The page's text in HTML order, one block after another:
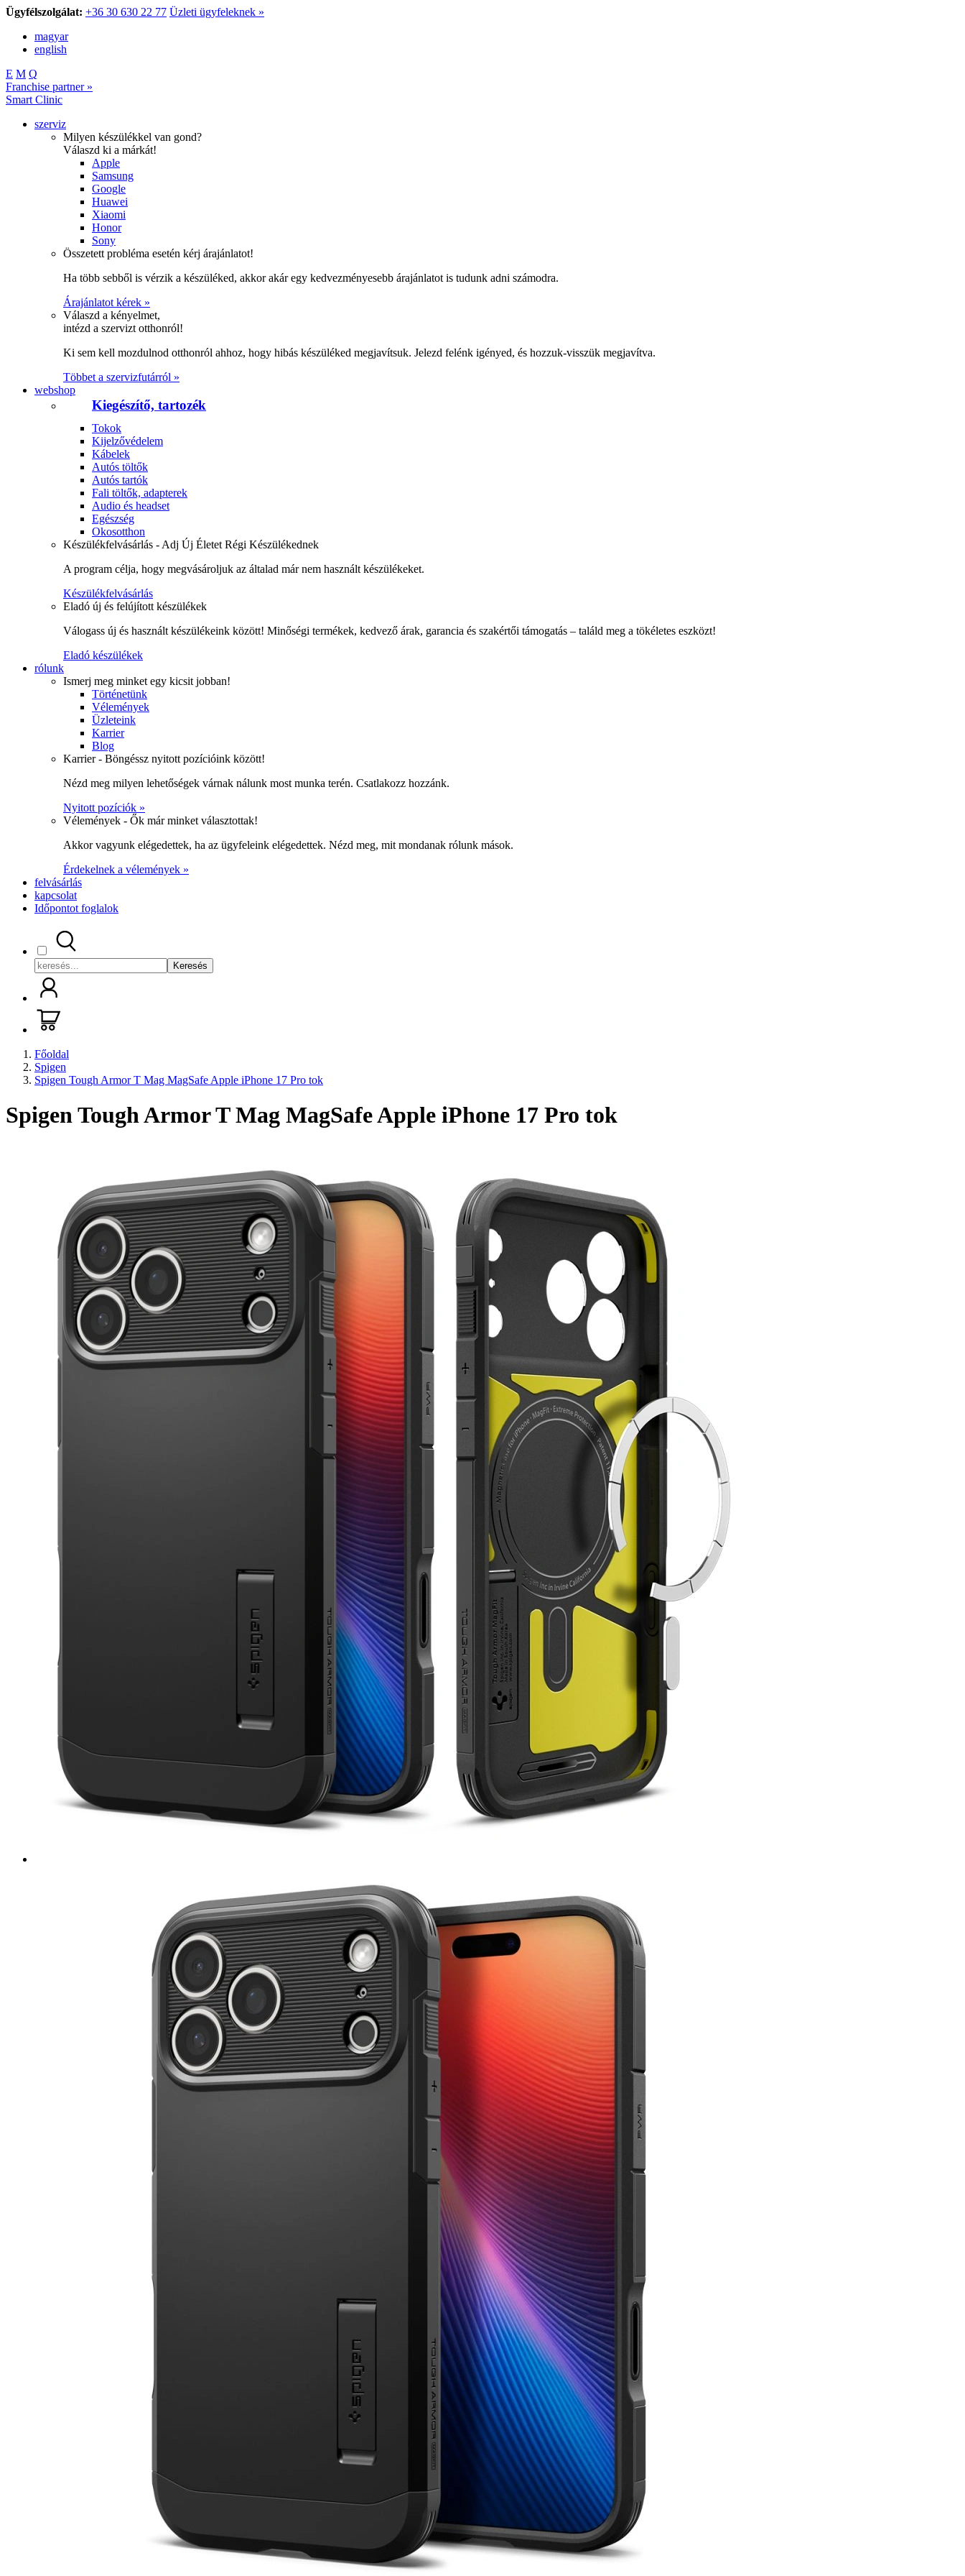
Ügyfélszolgálat: +36 30 630 22 77 Üzleti ügyfeleknek »
magyar
english
E M Q
Franchise partner »
Smart Clinic
szerviz
Milyen készülékkel van gond?
Válaszd ki a márkát!
Apple
Samsung
Google
Huawei
Xiaomi
Honor
Sony
Összetett probléma esetén kérj árajánlatot!
Ha több sebből is vérzik a készüléked, akkor akár egy kedvezményesebb árajánlatot is tudunk adni számodra.
Árajánlatot kérek »
Válaszd a kényelmet,
intézd a szervizt otthonról!
Ki sem kell mozdulnod otthonról ahhoz, hogy hibás készüléked megjavítsuk. Jelezd felénk igényed, és hozzuk-visszük megjavítva.
Többet a szervizfutárról »
webshop
Kiegészítő, tartozék
Tokok
Kijelzővédelem
Kábelek
Autós töltők
Autós tartók
Fali töltők, adapterek
Audio és headset
Egészség
Okosotthon
Készülékfelvásárlás - Adj Új Életet Régi Készülékednek
A program célja, hogy megvásároljuk az általad már nem használt készülékeket.
Készülékfelvásárlás
Eladó új és felújított készülékek
Válogass új és használt készülékeink között! Minőségi termékek, kedvező árak, garancia és szakértői támogatás – találd meg a tökéletes eszközt!
Eladó készülékek
rólunk
Ismerj meg minket egy kicsit jobban!
Történetünk
Vélemények
Üzleteink
Karrier
Blog
Karrier - Böngéssz nyitott pozícióink között!
Nézd meg milyen lehetőségek várnak nálunk most munka terén. Csatlakozz hozzánk.
Nyitott pozíciók »
Vélemények - Ők már minket választottak!
Akkor vagyunk elégedettek, ha az ügyfeleink elégedettek. Nézd meg, mit mondanak rólunk mások.
Érdekelnek a vélemények »
felvásárlás
kapcsolat
Időpontot foglalok
Keresés
Főoldal
Spigen
Spigen Tough Armor T Mag MagSafe Apple iPhone 17 Pro tok
Spigen Tough Armor T Mag MagSafe Apple iPhone 17 Pro tok